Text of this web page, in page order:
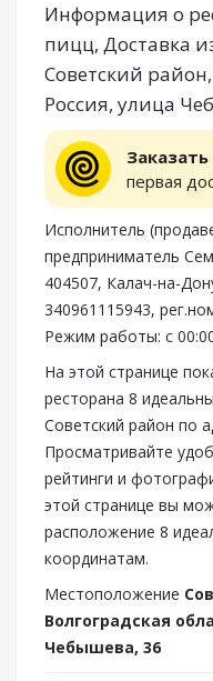
Информация о
пицц, Доставка
Советский
Россия, улица
первая
Исполнитель
предприниматель
404507, Калач-на-
340961115943,
Режим работы: с
На этой странице
ресторана 8
Советский район по
Просматривайте
рейтинги и
этой странице вы
расположение 8
координатам.
Местоположение
Волгоградская
Чебышева, 36